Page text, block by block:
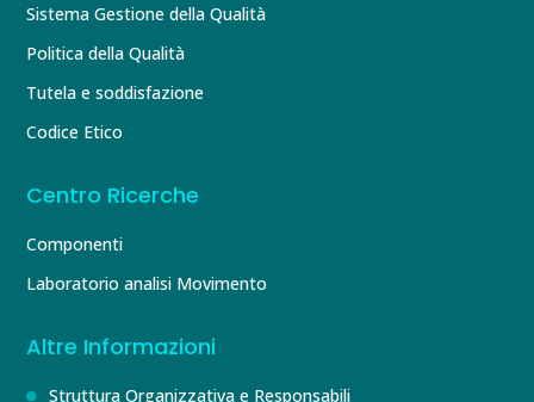
Sistema Gestione della Qualità
Politica della Qualità
Tutela e soddisfazione
Codice Etico
Centro Ricerche
Componenti
Laboratorio analisi Movimento
Altre Informazioni
Struttura Organizzativa e Responsabili